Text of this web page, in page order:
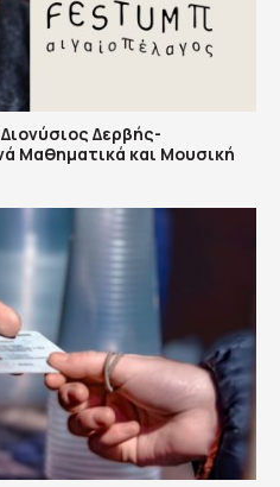
Δερβής-
Μαθηματικά και Μουσική